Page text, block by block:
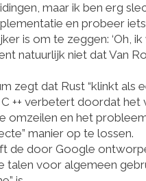
maar ik ben erg
en probeer
is om te zeggen: ‘Oh,
natuurlijk niet dat Van
zegt dat Rust“klinkt als
++ verbetert doordat
omzeilen en het
manier op te lossen.
de door Google
talen voor algemeen